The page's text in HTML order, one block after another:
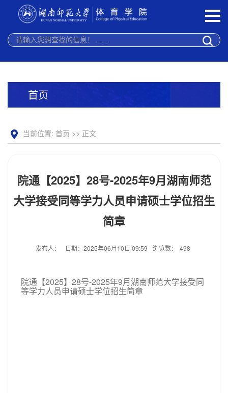
首页
当前位置: 首页 >> 正文
院通【2025】28号-2025年9月湖南师范
大学接受同等学力人员申请硕士学位招生
简章
发布人： 日期：2025年06月10日 09:59 浏览数： 498
院通【2025】28号-2025年9月湖南师范大学接受同
等学力人员申请硕士学位招生简章